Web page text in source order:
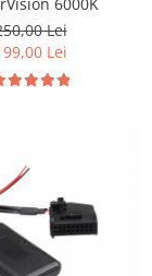
Lei
Lei